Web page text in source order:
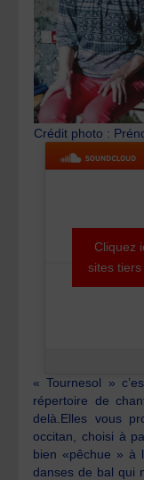
Crédit photo :
Cliquez
sites
« Tournesol »
répertoire de
delà.Elles vous
occitan, choisi à
bien «pêchue » à
danses de bal qui